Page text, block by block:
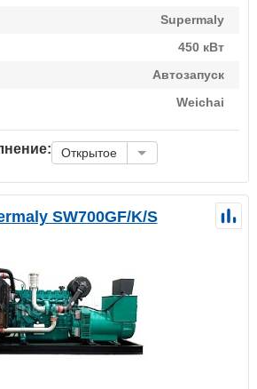
Supermaly
450 кВт
Автозапуск
Weichai
Открытое
SW700GF/K/S